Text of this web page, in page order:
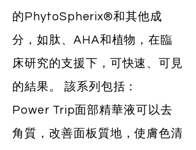
的PhytoSpherix®和其他成
分，如肽、AHA和植物，在臨
床研究的支援下，可快速、可見
的結果。 該系列包括：
Power Trip面部精華液可以去
角質，改善面板質地，使膚色清